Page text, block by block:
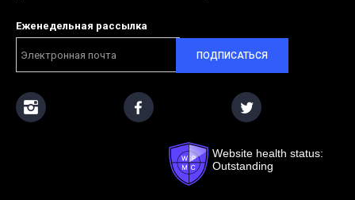
Еженедельная рассылка
ПОДПИСАТЬСЯ
Website health status:
Outstanding